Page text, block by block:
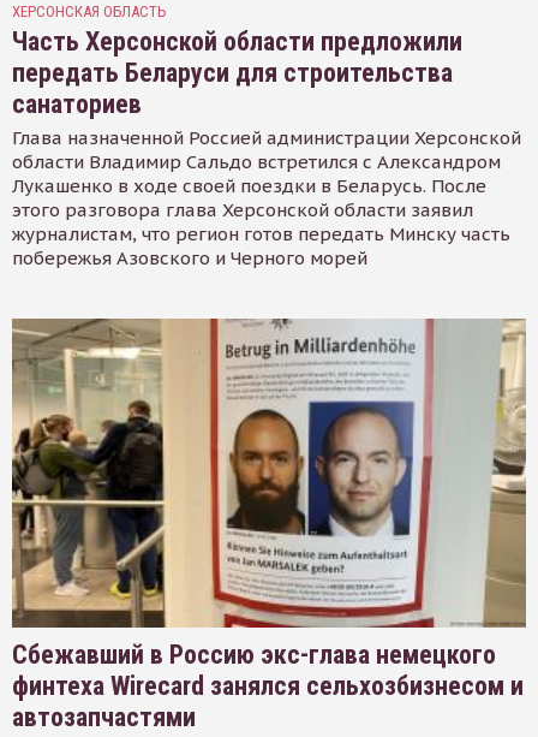
ХЕРСОНСКАЯ ОБЛАСТЬ
Часть Херсонской области предложили
передать Беларуси для строительства
санаториев
Глава назначенной Россией администрации Херсонской
области Владимир Сальдо встретился с Александром
Лукашенко в ходе своей поездки в Беларусь. После
этого разговора глава Херсонской области заявил
журналистам, что регион готов передать Минску часть
побережья Азовского и Черного морей
Сбежавший в Россию экс-глава немецкого
финтеха Wirecard занялся сельхозбизнесом и
автозапчастями